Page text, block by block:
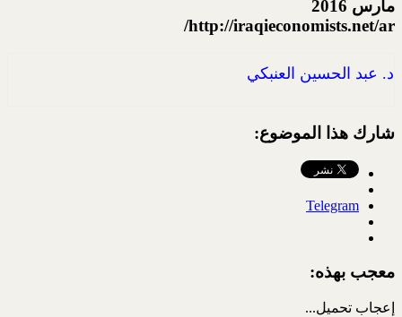
مارس 2016
http://iraqieconomists.net/ar/
د. عبد الحسين العنبكي
شارك هذا الموضوع:
Telegram
معجب بهذه:
إعجاب تحميل...